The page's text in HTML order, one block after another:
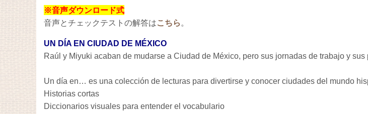
※音声ダウンロード式
音声とチェックテストの解答はこちら 。
UN DÍA EN CIUDAD DE MÉXICO
Raúl y Miyuki acaban de mudarse a Ciudad de México, pero sus jornadas de trabajo y
Un día en… es una colección de lecturas para divertirse y conocer ciudades del mundo
Historias cortas
Diccionarios visuales para entender el vocabulario